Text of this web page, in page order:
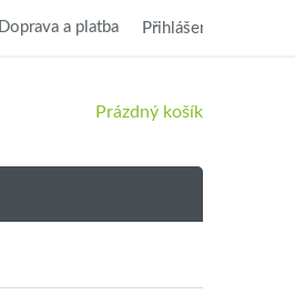
Doprava a platba Přihlášení
NÁKUPNÍ
Prázdný košík